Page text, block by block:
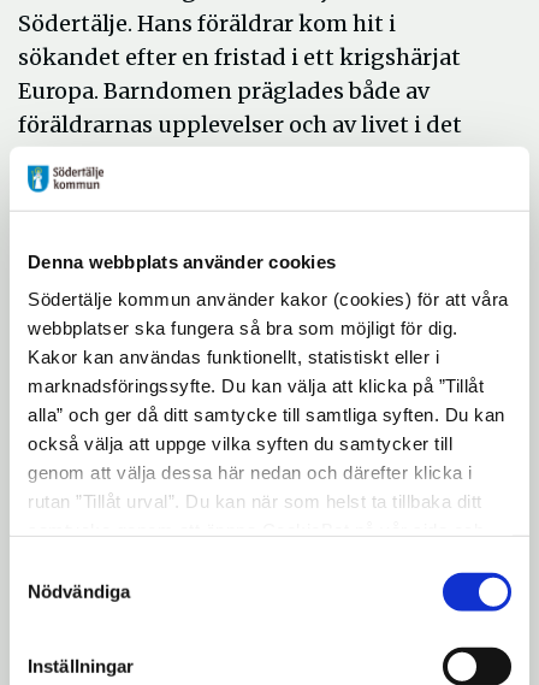
Denna webbplats använder cookies
Södertälje kommun använder kakor (cookies) för att våra
webbplatser ska fungera så bra som möjligt för dig.
Kakor kan användas funktionellt, statistiskt eller i
marknadsföringssyfte. Du kan välja att klicka på ”Tillåt
alla” och ger då ditt samtycke till samtliga syften. Du kan
också välja att uppge vilka syften du samtycker till
genom att välja dessa här nedan och därefter klicka i
rutan ”Tillåt urval”. Du kan när som helst ta tillbaka ditt
"Visa detaljer" kan du läsa om hur kakorna används och
hur vi och våra leverantörer inhämtar och behandlar
Nödvändiga
Inställningar
Södertälje. Hans föräldrar kom hit i
sökandet efter en fristad i ett krigshärjat
Europa. Barndomen präglades både av
föräldrarnas upplevelser och av livet i det
framväxande moderna Södertälje. I de
tidiga tonåren flyttade han sedan härifrån. I
återvänt, inte bara till sin egen uppväxt,
utan även till sina föräldrars och framför allt
sin fars historia. I en djupt personlig och
öppen berättelse påminner Göran
Rosenberg alla oss dagens Södertäljebor om
vikten av att känna vår historia, och att
förstå den både i ett större perspektiv och
utifrån den enskilda människans
erfarenheter. Han påminner oss också om
att åtminstone försöka vara en plats som är
tillflyktsort, även om det inte alltid är lätt